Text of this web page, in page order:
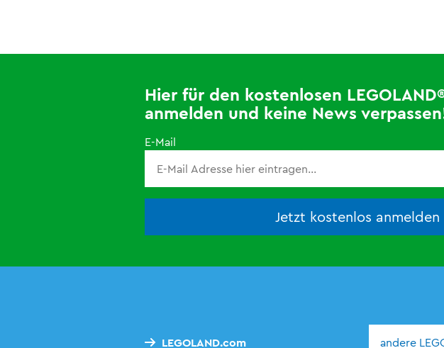
Hier für den kostenlosen
anmelden und keine News
E-Mail
Jetzt kostenlos anmelden
LEGOLAND.com andere